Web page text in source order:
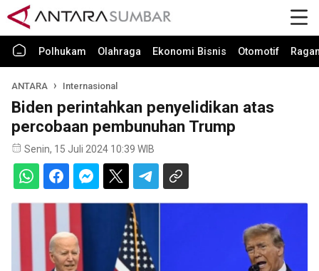
Polhukam Olahraga Ekonomi Bisnis Otomotif
ANTARA Internasional
Biden perintahkan penyelidikan atas
percobaan pembunuhan Trump
Senin, 15 Juli 2024 10:39 WIB